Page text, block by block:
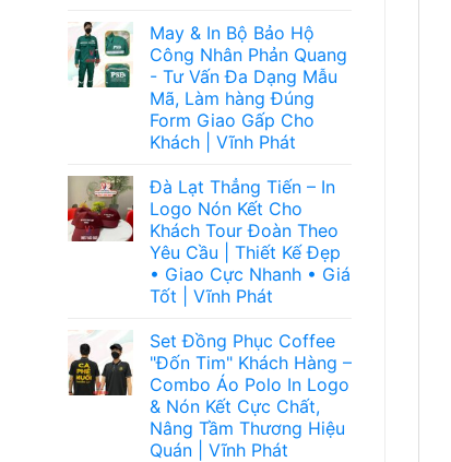
May & In Bộ Bảo Hộ
Công Nhân Phản Quang
- Tư Vấn Đa Dạng Mẫu
Mã, Làm hàng Đúng
Form Giao Gấp Cho
Khách | Vĩnh Phát
Đà Lạt Thẳng Tiến – In
Logo Nón Kết Cho
Khách Tour Đoàn Theo
Yêu Cầu | Thiết Kế Đẹp
• Giao Cực Nhanh • Giá
Tốt | Vĩnh Phát
Set Đồng Phục Coffee
"Đốn Tim" Khách Hàng –
Combo Áo Polo In Logo
& Nón Kết Cực Chất,
Nâng Tầm Thương Hiệu
Quán | Vĩnh Phát